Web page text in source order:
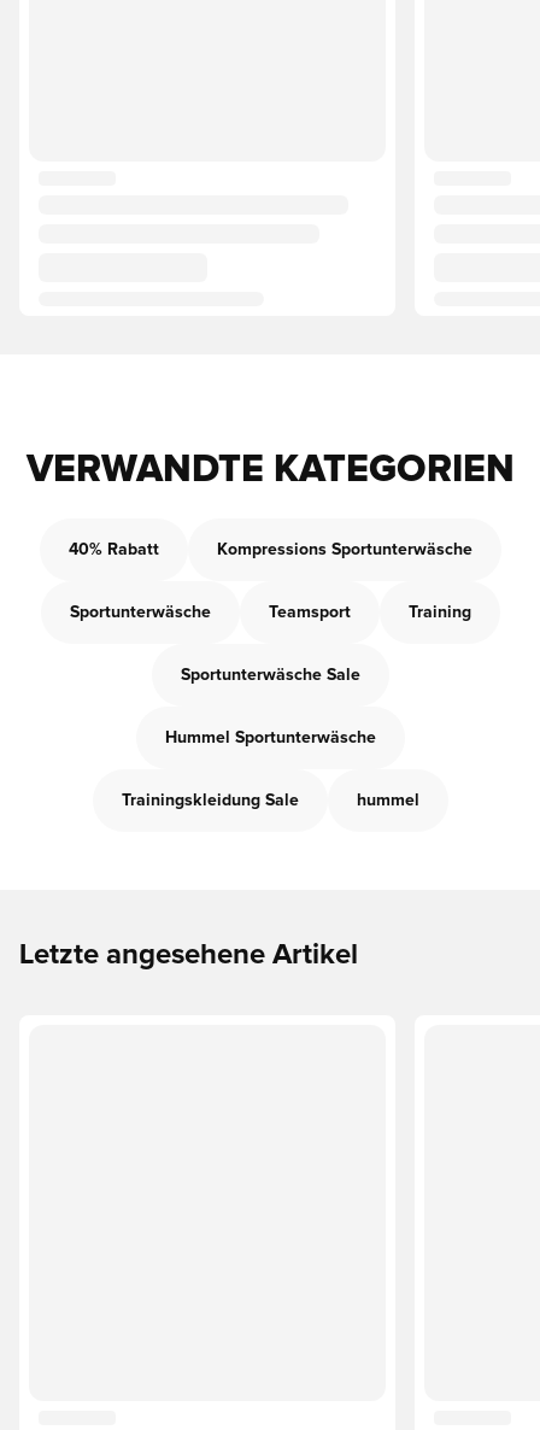
VERWANDTE KATEGORIEN
40% Rabatt Kompressions Sportunterwäsche
Sportunterwäsche Teamsport Training
Sportunterwäsche Sale
Hummel Sportunterwäsche
Trainingskleidung Sale hummel
Letzte angesehene Artikel